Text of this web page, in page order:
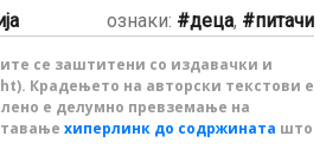
ознаки: деца, питачи
се заштитени со издавачки и
Крадењето на авторски текстови е
е делумно превземање на
хиперлинк до содржината што